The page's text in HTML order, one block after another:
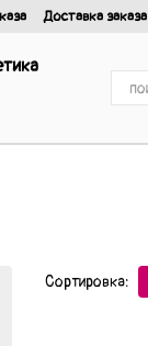
Доставка заказа
Сортировка: